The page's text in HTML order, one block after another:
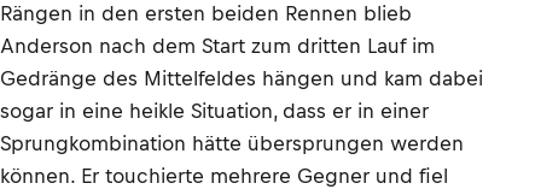
Rängen in den ersten beiden Rennen blieb
Anderson nach dem Start zum dritten Lauf im
Gedränge des Mittelfeldes hängen und kam dabei
sogar in eine heikle Situation, dass er in einer
Sprungkombination hätte übersprungen werden
können. Er touchierte mehrere Gegner und fiel